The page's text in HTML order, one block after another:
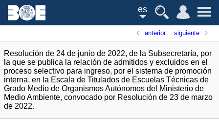
es
anterior siguiente
Resolución de 24 de junio de 2022, de la Subsecretaría, por
la que se publica la relación de admitidos y excluidos en el
proceso selectivo para ingreso, por el sistema de promoción
interna, en la Escala de Titulados de Escuelas Técnicas de
Grado Medio de Organismos Autónomos del Ministerio de
Medio Ambiente, convocado por Resolución de 23 de marzo
de 2022.